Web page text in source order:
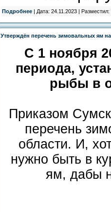
Подробнее | Дата: 24.11.2023 | Разместил:
Утверждён перечень зимовальных ям на
С 1 ноября
периода,
рыбы в
Приказом
перечень
области. И,
нужно быть в
ям, дабы